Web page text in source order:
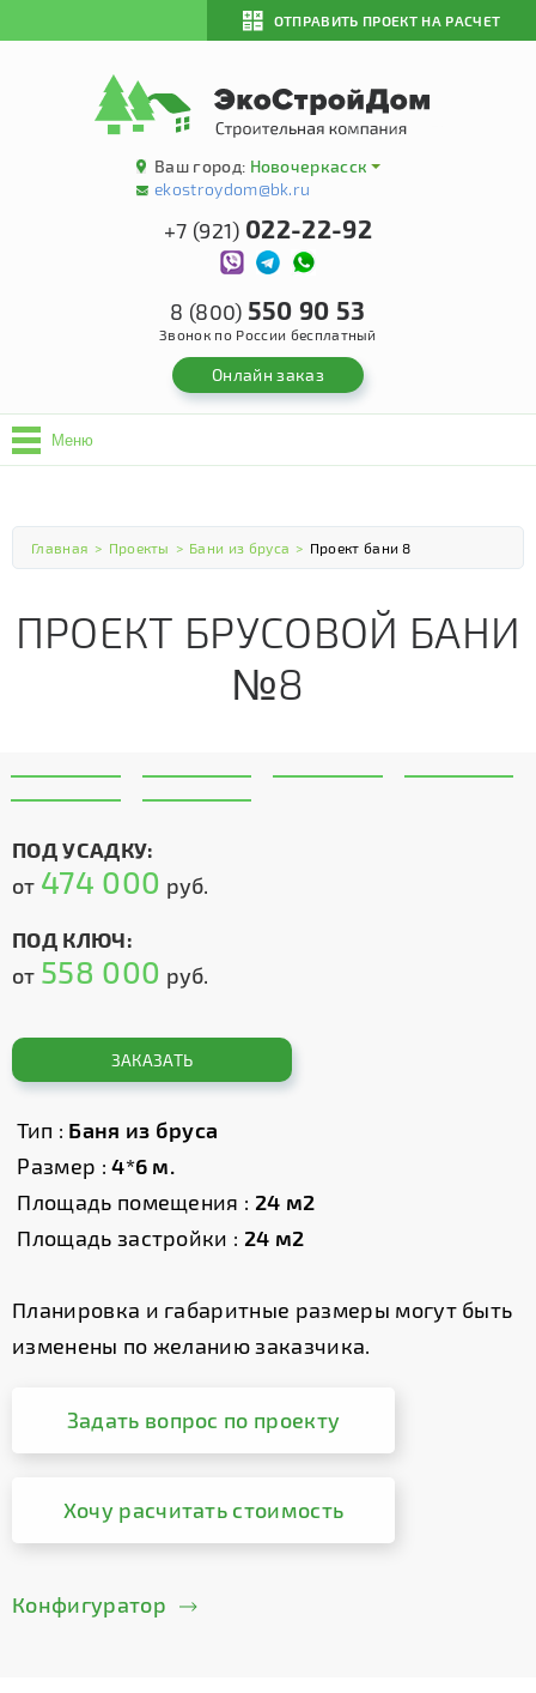
ОТПРАВИТЬ ПРОЕКТ НА РАСЧЕТ
Ваш город: Новочеркасск
ekostroydom@bk.ru
+7 (921) 022-22-92
8 (800) 550 90 53
Звонок по России бесплатный
Онлайн заказ
Меню
Главная > Проекты > Бани из бруса > Проект бани 8
ПРОЕКТ БРУСОВОЙ БАНИ
№8
ПОД УСАДКУ:
от 474 000 руб.
ПОД КЛЮЧ:
от 558 000 руб.
ЗАКАЗАТЬ
Тип : Баня из бруса
Размер : 4*6 м.
Площадь помещения : 24 м2
Площадь застройки : 24 м2
Планировка и габаритные размеры могут быть
изменены по желанию заказчика.
Задать вопрос по проекту
Хочу расчитать стоимость
Конфигуратор